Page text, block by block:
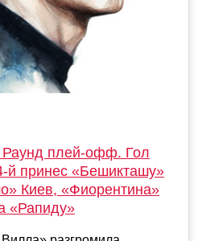
Раунд плей-офф. Гол
й принес «Бешикташу»
Киев, «Фиорентина»
«Рапиду»